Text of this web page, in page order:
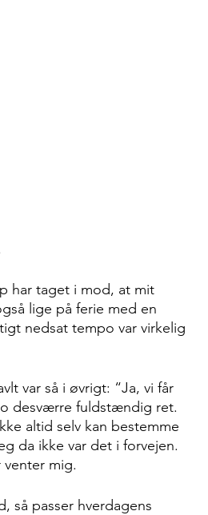
har taget i mod, at mit
lige på ferie med en
nedsat tempo var virkelig
var så i øvrigt: “Ja, vi får
desværre fuldstændig ret.
altid selv kan bestemme
da ikke var det i forvejen.
mig.
så passer hverdagens